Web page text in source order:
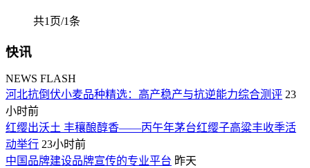
共1页/1条
快讯
NEWS FLASH
​河北抗倒伏小麦品种精选：高产稳产与抗逆能力综合测评 23
小时前
红缨出沃土 丰穰酿醇香——丙午年茅台红缨子高粱丰收季活
动举行 23小时前
中国品牌建设品牌宣传的专业平台 昨天